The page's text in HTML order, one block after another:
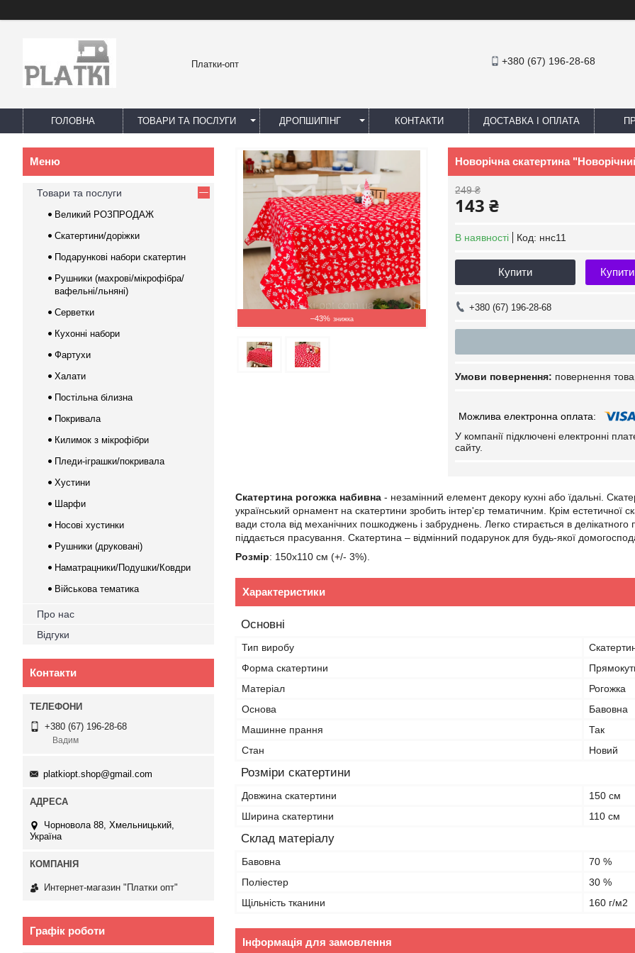
Платки-опт +380 (67) 196-28-68
ГОЛОВНА ТОВАРИ ТА ПОСЛУГИ ДРОПШИПІНГ КОНТАКТИ ДОСТАВКА І ОПЛАТА
–43%
Новорічна скатертина
249 ₴
143 ₴
В наявності Код: ннс11
Купити
+380 (67) 196-28-68
повернення
У компанії підключені електронні
сайту.
Скатертина рогожка набивна - незамінний елемент декору кухні або їдальні.
український орнамент на скатертини зробить інтер'єр тематичним. Крім естетичної
вади стола від механічних пошкоджень і забруднень. Легко стирається в
піддається прасування. Скатертина – відмінний подарунок для будь-якої
Розмір: 150х110 см (+/- 3%).
Характеристики
Основні
Тип виробу
Форма скатертини
Матеріал
Рогожка
Основа
Бавовна
Машинне прання
Так
Стан
Новий
Розміри скатертини
Довжина скатертини
150 см
Ширина скатертини
110 см
Склад матеріалу
Бавовна
70 %
Поліестер
30 %
Щільність тканини
160 г/м2
Інформація для замовлення
Товари та послуги
Великий РОЗПРОДАЖ
Скатертини/доріжки
Подарункові набори скатертин
Рушники (махрові/мікрофібра/
вафельні/льняні)
Серветки
Кухонні набори
Фартухи
Халати
Постільна білизна
Покривала
Килимок з мікрофібри
Пледи-іграшки/покривала
Хустини
Шарфи
Носові хустинки
Рушники (друковані)
Наматрацники/Подушки/Ковдри
Військова тематика
Про нас
Відгуки
Контакти
+380 (67) 196-28-68
Вадим
platkiopt.shop@gmail.com
Чорновола 88, Хмельницький,
Україна
Интернет-магазин "Платки опт"
Графік роботи